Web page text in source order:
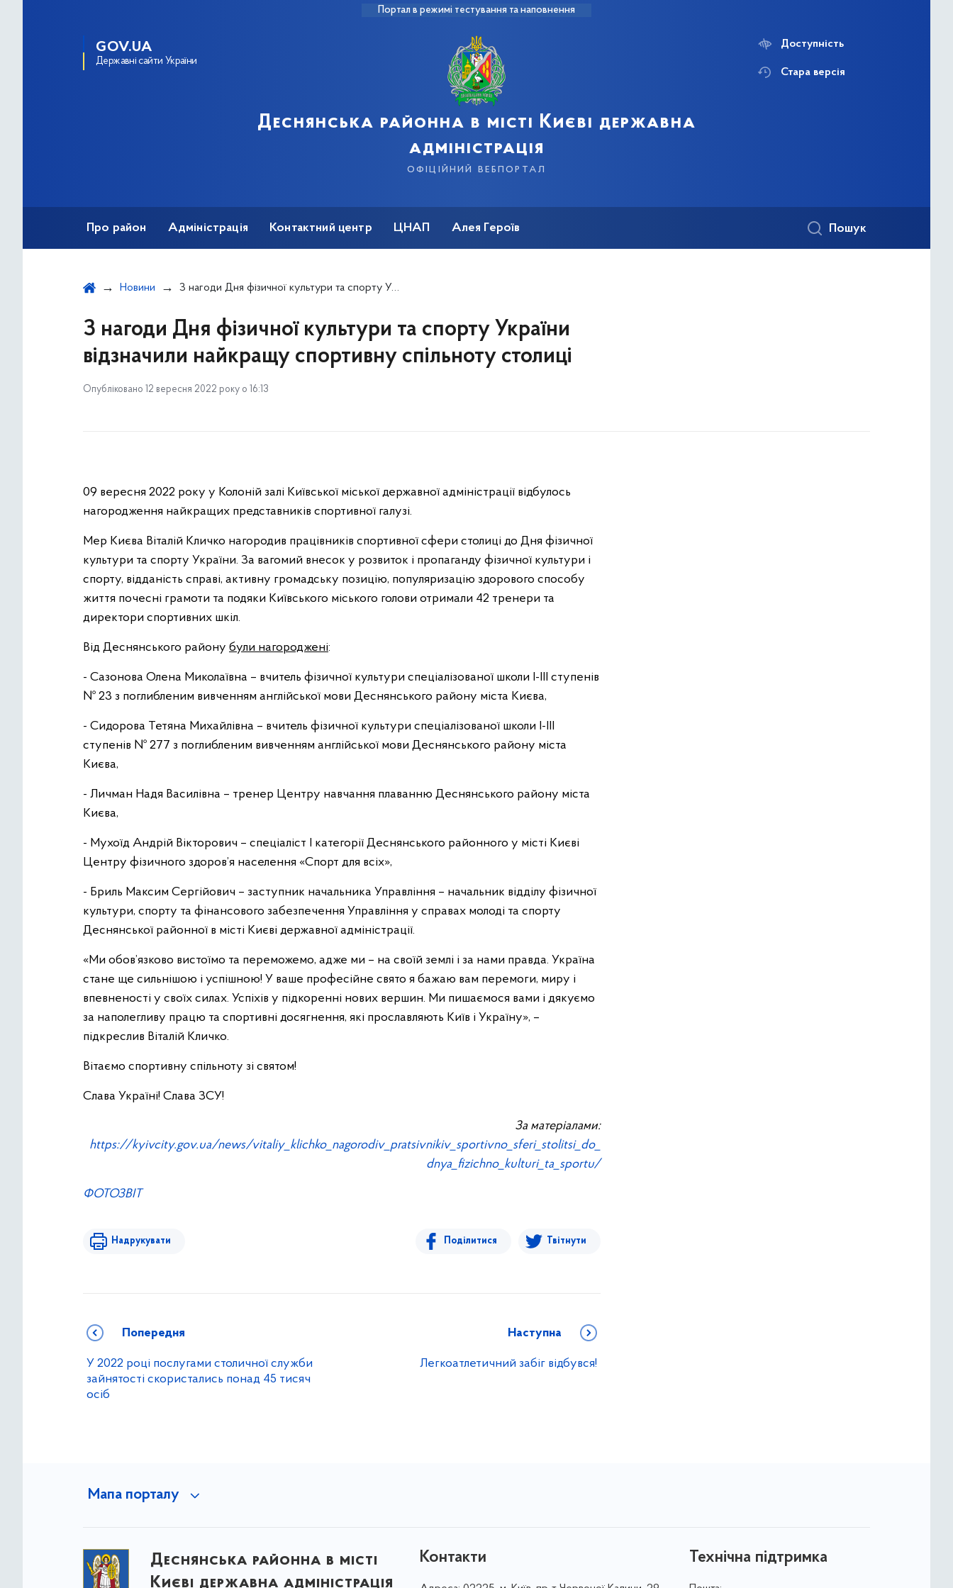
Портал в режимі тестування та наповнення
GOV.UA
Державні сайти України
Деснянська районна в місті Києві державна
адміністрація
офіційний вебпортал
Доступність
Стара версія
Про район Адміністрація Контактний центр ЦНАП Алея Героїв Пошук
Новини З нагоди Дня фізичної культури та спорту України відзначили найкращу спортивну спільноту столиці
З нагоди Дня фізичної культури та спорту України
відзначили найкращу спортивну спільноту столиці
Опубліковано 12 вересня 2022 року о 16:13
09 вересня 2022 року у Колоній залі Київської міської державної адміністрації відбулось
нагородження найкращих представників спортивної галузі.
Мер Києва Віталій Кличко нагородив працівників спортивної сфери столиці до Дня фізичної
культури та спорту України. За вагомий внесок у розвиток і пропаганду фізичної культури і
спорту, відданість справі, активну громадську позицію, популяризацію здорового способу
життя почесні грамоти та подяки Київського міського голови отримали 42 тренери та
директори спортивних шкіл.
Від Деснянського району були нагороджені:
- Сазонова Олена Миколаївна – вчитель фізичної культури спеціалізованої школи І-ІІІ ступенів
№ 23 з поглибленим вивченням англійської мови Деснянського району міста Києва,
- Сидорова Тетяна Михайлівна – вчитель фізичної культури спеціалізованої школи І-ІІІ
ступенів № 277 з поглибленим вивченням англійської мови Деснянського району міста
Києва,
- Личман Надя Василівна – тренер Центру навчання плаванню Деснянського району міста
Києва,
- Мухоїд Андрій Вікторович – спеціаліст І категорії Деснянського районного у місті Києві
Центру фізичного здоров’я населення «Спорт для всіх»,
- Бриль Максим Сергійович – заступник начальника Управління – начальник відділу фізичної
культури, спорту та фінансового забезпечення Управління у справах молоді та спорту
Деснянської районної в місті Києві державної адміністрації.
«Ми обов’язково вистоїмо та переможемо, адже ми – на своїй землі і за нами правда. Україна
стане ще сильнішою і успішною! У ваше професійне свято я бажаю вам перемоги, миру і
впевненості у своїх силах. Успіхів у підкоренні нових вершин. Ми пишаємося вами і дякуємо
за наполегливу працю та спортивні досягнення, які прославляють Київ і Україну», –
підкреслив Віталій Кличко.
Вітаємо спортивну спільноту зі святом!
Слава Україні! Слава ЗСУ!
За матеріалами:
https://kyivcity.gov.ua/news/vitaliy_klichko_nagorodiv_pratsivnikiv_sportivno_sferi_stolitsi_do_
dnya_fizichno_kulturi_ta_sportu/
ФОТОЗВІТ
Надрукувати Поділитися Твітнути
Попередня
У 2022 році послугами столичної служби
зайнятості скористались понад 45 тисяч
осіб
Наступна
Легкоатлетичний забіг відбувся!
Мапа порталу
Деснянська районна в місті
Києві державна адміністрація
Контакти Технічна підтримка